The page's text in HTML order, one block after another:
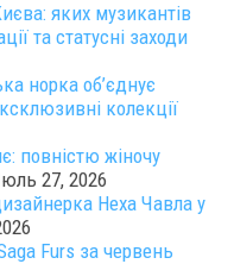
яких музикантів
та статусні заходи
норка об’єднує
колекції
повністю жіночу
27, 2026
Неха Чавла у
Furs за червень